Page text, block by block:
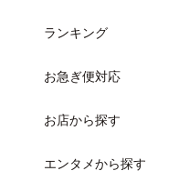
ランキング
お急ぎ便対応
お店から探す
エンタメから探す